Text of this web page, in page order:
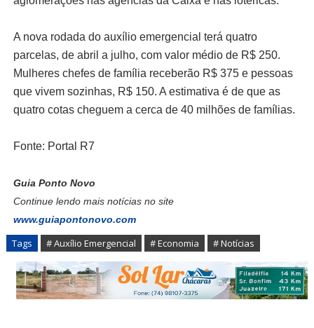
A nova rodada do auxílio emergencial terá quatro
parcelas, de abril a julho, com valor médio de R$ 250.
Mulheres chefes de família receberão R$ 375 e pessoas
que vivem sozinhas, R$ 150. A estimativa é de que as
quatro cotas cheguem a cerca de 40 milhões de famílias.
Fonte: Portal R7
Guia Ponto Novo
Continue lendo mais notícias no site
www.guiapontonovo.com
Tags # Auxílio Emergencial # Economia # Notícias